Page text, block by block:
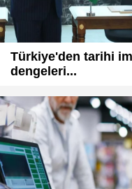
Türkiye'den tarihi
dengeleri...